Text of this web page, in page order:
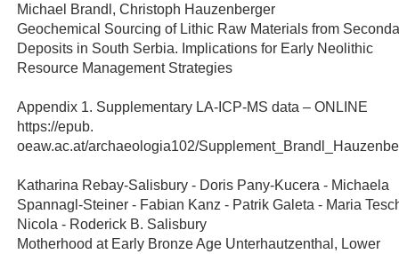
Michael Brandl, Christoph Hauzenberger
Geochemical Sourcing of Lithic Raw Materials from
Deposits in South Serbia. Implications for Early Neolithic
Resource Management Strategies
Appendix 1. Supplementary LA-ICP-MS data – ONLINE
https://epub.
oeaw.ac.at/archaeologia102/
Katharina Rebay-Salisbury - Doris Pany-Kucera - Michaela
Spannagl-Steiner - Fabian Kanz - Patrik Galeta - Maria
Nicola - Roderick B. Salisbury
Motherhood at Early Bronze Age Unterhautzenthal, Lower